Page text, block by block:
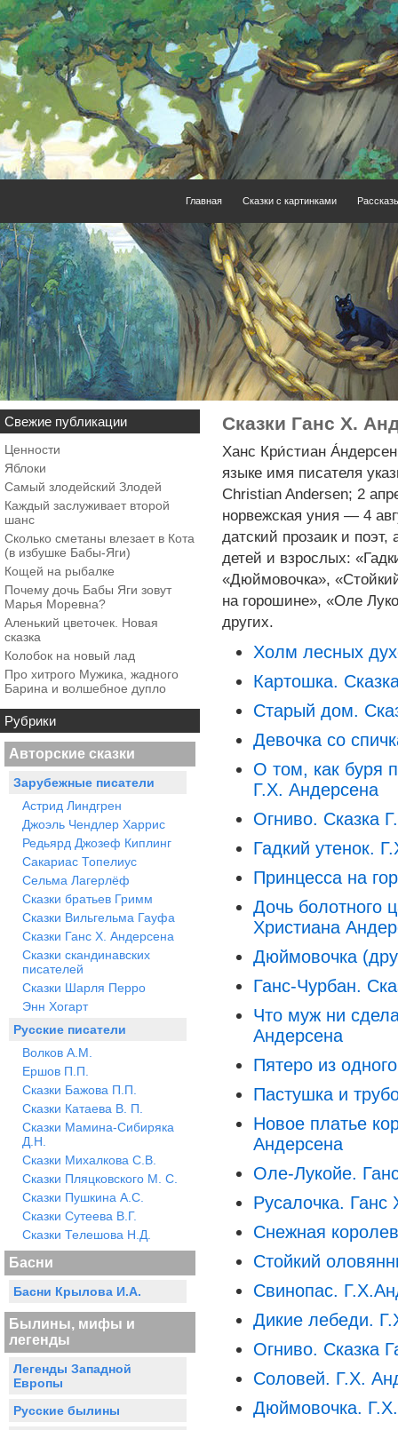
Главная Сказки с картинками
Свежие публикации
Ценности
Яблоки
Самый злодейский Злодей
Каждый заслуживает второй
шанс
Сколько сметаны влезает в Кота
(в избушке Бабы-Яги)
Кощей на рыбалке
Почему дочь Бабы Яги зовут
Марья Моревна?
Аленький цветочек. Новая
сказка
Колобок на новый лад
Про хитрого Мужика, жадного
Барина и волшебное дупло
Рубрики
Авторские сказки
Зарубежные писатели
Астрид Линдгрен
Джоэль Чендлер Харрис
Редьярд Джозеф Киплинг
Сакариас Топелиус
Сельма Лагерлёф
Сказки братьев Гримм
Сказки Вильгельма Гауфа
Сказки Ганс Х. Андерсена
Сказки скандинавских
писателей
Сказки Шарля Перро
Энн Хогарт
Русские писатели
Волков А.М.
Ершов П.П.
Сказки Бажова П.П.
Сказки Катаева В. П.
Сказки Мамина-Сибиряка
Д.Н.
Сказки Михалкова С.В.
Сказки Пляцковского М. С.
Сказки Пушкина А.С.
Сказки Сутеева В.Г.
Сказки Телешова Н.Д.
Басни
Басни Крылова И.А.
Былины, мифы и
легенды
Легенды Западной
Европы
Русские былины
Сказки Ганс Х.
Ханс Кри́стиан
языке имя писателя
Christian Andersen; 2
норвежская уния — 4
датский прозаик и поэт,
детей и взрослых:
«Дюймовочка»,
на горошине», «Оле
других.
Холм лесных
Картошка.
Старый дом.
Девочка со
О том, как буря
Г.Х. Андерсена
Огниво. Сказка
Гадкий утенок.
Принцесса на
Дочь болотного
Христиана
Дюймовочка
Ганс-Чурбан.
Что муж ни
Андерсена
Пятеро из
Пастушка и
Новое платье
Андерсена
Оле-Лукойе.
Русалочка. Ганс
Снежная
Стойкий
Свинопас.
Дикие лебеди.
Огниво. Сказка
Соловей. Г.Х.
Дюймовочка.